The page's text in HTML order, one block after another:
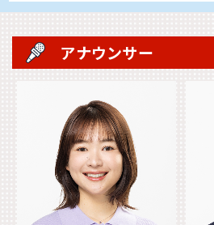
アナウンサー